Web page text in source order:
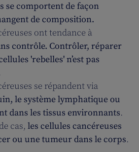
se comportent de façon
de composition.
ont tendance à
contrôle. Contrôler, réparer
'rebelles' n’est pas
se répandent via
le système lymphatique ou
dans les tissus environnants.
cas, les cellules cancéreuses
ou une tumeur dans le corps.